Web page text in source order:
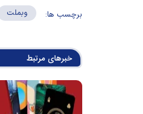
برچسب ها: وبملت
خبرهای مرتبط